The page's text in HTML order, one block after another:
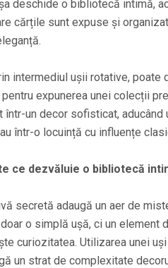
deschide o bibliotecă intimă,
cărțile sunt expuse și
intermediul ușii rotative, poate
expunerea unei colecții
un decor sofisticat, aducând
într-o locuință cu influențe
ce dezvăluie o bibliotecă
secretă adaugă un aer de
o simplă ușă, ci un element
curiozitatea. Utilizarea unei
un strat de complexitate